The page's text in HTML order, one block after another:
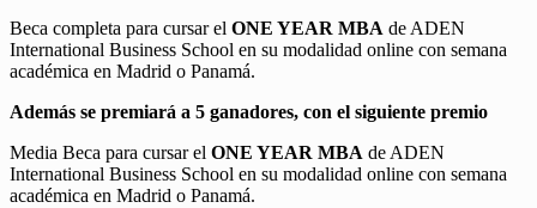
Beca completa para cursar el ONE YEAR MBA de ADEN
International Business School en su modalidad online con semana
académica en Madrid o Panamá.
Además se premiará a 5 ganadores, con el siguiente premio
Media Beca para cursar el ONE YEAR MBA de ADEN
International Business School en su modalidad online con semana
académica en Madrid o Panamá.